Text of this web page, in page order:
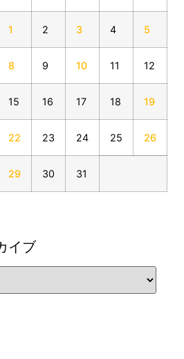
1 2 3 4 5
8 9 10 11 12
15 16 17 18 19
22 23 24 25 26
29 30 31
イブ